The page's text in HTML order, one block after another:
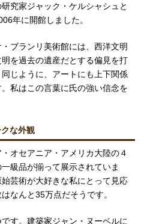
究家ジャック・ケルシャシュと
年に開館しました。
ブランリ美術館には、西洋文明
を過去の遺産だとする偏見を打
じように、アートにも上下関係
私はこの言葉に氏の強い信念を
な外観
オセアニア・アメリカ大陸の４
級品が揃って展示されていま
芸術が大好きな私にとって見応
なんと35万点だそうです。
す。建築家ジャン・ヌーベルに